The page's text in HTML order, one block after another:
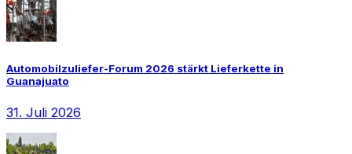
Automobilzuliefer-Forum 2026 stärkt Lieferkette in
Guanajuato
31. Juli 2026